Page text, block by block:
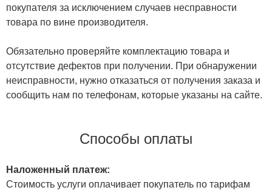
покупателя за исключением случаев несправности
товара по вине производителя.
Обязательно проверяйте комплектацию товара и
отсутствие дефектов при получении. При обнаружении
неисправности, нужно отказаться от получения заказа и
сообщить нам по телефонам, которые указаны на сайте.
Способы оплаты
Наложенный платеж:
Стоимость услуги оплачивает покупатель по тарифам